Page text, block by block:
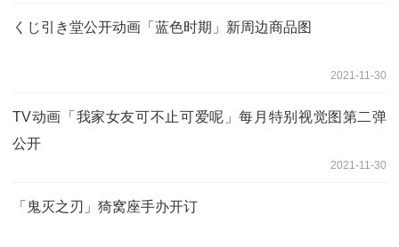
くじ引き堂公开动画「蓝色时期」新周边商品图
2021-11-30
TV动画「我家女友可不止可爱呢」每月特别视觉图第二弹
公开
2021-11-30
「鬼灭之刃」猗窝座手办开订